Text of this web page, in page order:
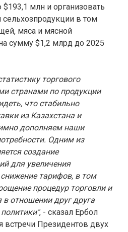
млн и организовать
сельхозпродукции в том
мяса и мясной
сумму $1,2 млрд до 2025
торгового
странами по продукции
что стабильно
из Казахстана и
дополняем наши
Одним из
создание
для увеличения
тарифов, в том
процедур торговли и
в отношении друг друга
, - сказал Ербол
Президентов двух